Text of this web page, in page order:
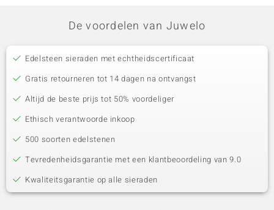
De voordelen van Juwelo
Edelsteen sieraden met echtheidscertificaat
Gratis retourneren tot 14 dagen na ontvangst
Altijd de beste prijs tot 50% voordeliger
Ethisch verantwoorde inkoop
500 soorten edelstenen
Tevredenheidsgarantie met een klantbeoordeling van 9.0
Kwaliteitsgarantie op alle sieraden